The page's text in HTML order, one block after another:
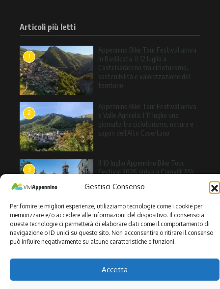
Gestisci Consenso
Per fornire le migliori esperienze, utilizziamo tecnologie come i cookie per
memorizzare e/o accedere alle informazioni del dispositivo. Il consenso a
queste tecnologie ci permetterà di elaborare dati come il comportamento di
navigazione o ID unici su questo sito. Non acconsentire o ritirare il consenso
può influire negativamente su alcune caratteristiche e funzioni.
Accetta
Articoli più letti
1
Appennino Bike Tour Festival arriva
in Basilicata: il 12 luglio a
Castelsaraceno tra cicloturismo,
sostenibilità e valorizzazione del
territorio
2
Appennino Bike Tour Festival arriva
a Valle Agricola: l’11 luglio una
giornata tra cicloturismo, natura e
sapori dell’Alto Casertano
3
Il 10 luglio Appennino Bike Tour
Festival 2026 arriva a Carovilli (IS):
valorizzazione del territorio nel